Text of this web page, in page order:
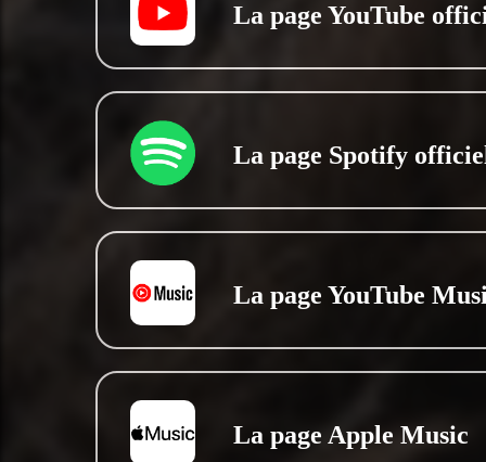
La page YouTube
La page Spotify
La page YouTube
La page Apple Music